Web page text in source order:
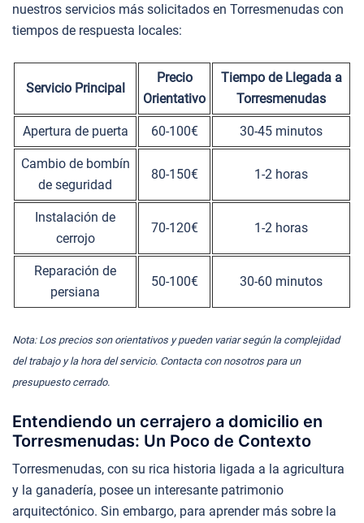
nuestros servicios más solicitados en Torresmenudas con
tiempos de respuesta locales:
Servicio Principal
Precio
Orientativo
Tiempo de Llegada a
Torresmenudas
Apertura de puerta 60-100€ 30-45 minutos
Cambio de bombín
de seguridad
80-150€ 1-2 horas
Instalación de
cerrojo
70-120€ 1-2 horas
Reparación de
persiana
50-100€ 30-60 minutos
Nota: Los precios son orientativos y pueden variar según la complejidad
del trabajo y la hora del servicio. Contacta con nosotros para un
presupuesto cerrado.
Entendiendo un cerrajero a domicilio en
Torresmenudas: Un Poco de Contexto
Torresmenudas, con su rica historia ligada a la agricultura
y la ganadería, posee un interesante patrimonio
arquitectónico. Sin embargo, para aprender más sobre la